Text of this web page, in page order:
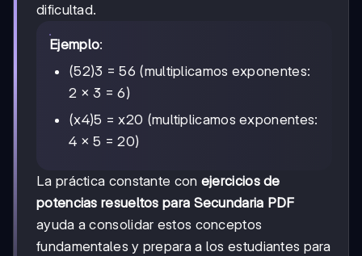
dificultad.
Ejemplo:
(52)3 = 56 (multiplicamos exponentes:
2 × 3 = 6)
(x4)5 = x20 (multiplicamos exponentes:
4 × 5 = 20)
La práctica constante con ejercicios de
potencias resueltos para Secundaria PDF
ayuda a consolidar estos conceptos
fundamentales y prepara a los estudiantes para